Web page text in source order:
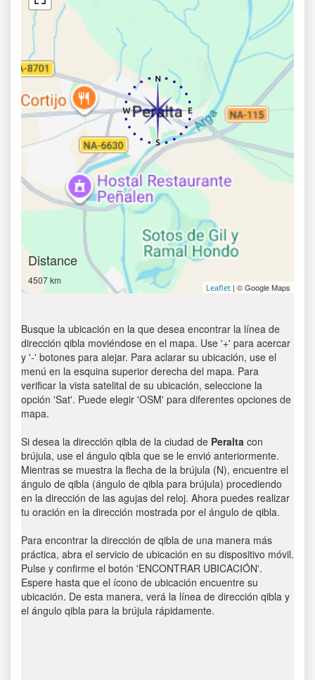
Distance
4507 km
Leaflet | © Google Maps
Busque la ubicación en la que desea encontrar la línea de
dirección qibla moviéndose en el mapa. Use '+' para acercar
y '-' botones para alejar. Para aclarar su ubicación, use el
menú en la esquina superior derecha del mapa. Para
verificar la vista satelital de su ubicación, seleccione la
opción 'Sat'. Puede elegir 'OSM' para diferentes opciones de
mapa.
Si desea la dirección qibla de la ciudad de Peralta con
brújula, use el ángulo qibla que se le envió anteriormente.
Mientras se muestra la flecha de la brújula (N), encuentre el
ángulo de qibla (ángulo de qibla para brújula) procediendo
en la dirección de las agujas del reloj. Ahora puedes realizar
tu oración en la dirección mostrada por el ángulo de qibla.
Para encontrar la dirección de qibla de una manera más
práctica, abra el servicio de ubicación en su dispositivo móvil.
Pulse y confirme el botón 'ENCONTRAR UBICACIÓN'.
Espere hasta que el ícono de ubicación encuentre su
ubicación. De esta manera, verá la línea de dirección qibla y
el ángulo qibla para la brújula rápidamente.